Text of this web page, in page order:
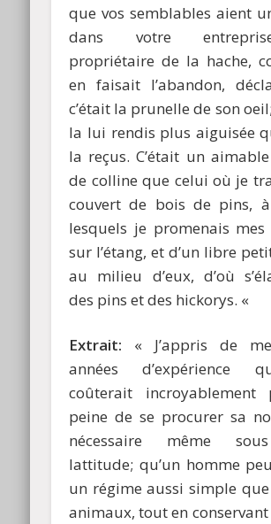
que vos semblables aient
dans votre
propriétaire de la hache,
en faisait l’abandon,
c’était la prunelle de son
la lui rendis plus aiguisée
la reçus. C’était un
de colline que celui où je
couvert de bois de pins,
lesquels je promenais mes
sur l’étang, et d’un libre
au milieu d’eux, d’où
des pins et des hickorys. «
Extrait: « J’appris de
années d’expérience
coûterait incroyablement
peine de se procurer sa
nécessaire même
lattitude; qu’un homme
un régime aussi simple
animaux, tout en conservant